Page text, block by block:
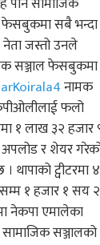
सबै भन्दा
जस्तो उनले
सञ्जाल फेसबुकमा
नामक
फलो
१ लाख ३२ हजार
र शेयर
। थापाको ट्वीटरमा ४
१ हजार १ सय
नेकपा एमालेका
सामाजिक सञ्जालको